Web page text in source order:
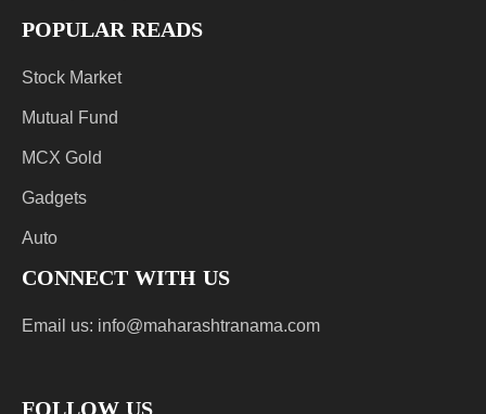
POPULAR READS
Stock Market
Mutual Fund
MCX Gold
Gadgets
Auto
CONNECT WITH US
Email us: info@maharashtranama.com